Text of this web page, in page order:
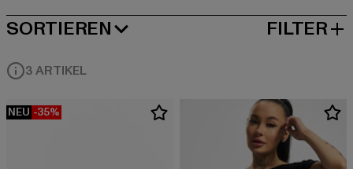
SORTIEREN
BELIEBTESTE FILTER
3 ARTIKEL
NEU -35%